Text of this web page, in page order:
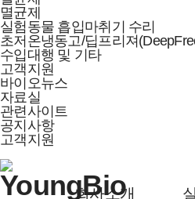
멸균제
실험동물 흡입마취기 수리
초저온냉동고/딥프리져
수입대행 및 기타
고객지원
바이오뉴스
자료실
관련사이트
공지사항
고객지원
회사소개